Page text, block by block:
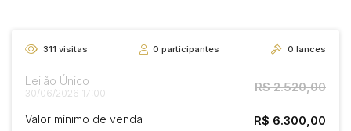
311 visitas 0participantes 0 lances
Leilão Único
30/06/2026 17:00 R$ 2.520,00
Valor mínimo de venda R$ 6.300,00